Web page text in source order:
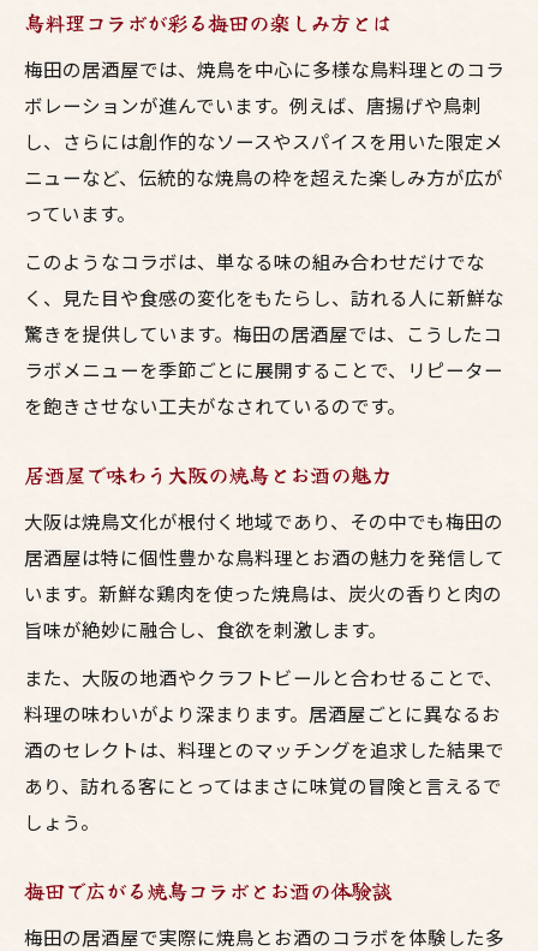
鳥料理コラボが彩る梅田の楽しみ方とは
梅田の居酒屋では、焼鳥を中心に多様な鳥料理とのコラ
ボレーションが進んでいます。例えば、唐揚げや鳥刺
し、さらには創作的なソースやスパイスを用いた限定メ
ニューなど、伝統的な焼鳥の枠を超えた楽しみ方が広が
っています。
このようなコラボは、単なる味の組み合わせだけでな
く、見た目や食感の変化をもたらし、訪れる人に新鮮な
驚きを提供しています。梅田の居酒屋では、こうしたコ
ラボメニューを季節ごとに展開することで、リピーター
を飽きさせない工夫がなされているのです。
居酒屋で味わう大阪の焼鳥とお酒の魅力
大阪は焼鳥文化が根付く地域であり、その中でも梅田の
居酒屋は特に個性豊かな鳥料理とお酒の魅力を発信して
います。新鮮な鶏肉を使った焼鳥は、炭火の香りと肉の
旨味が絶妙に融合し、食欲を刺激します。
また、大阪の地酒やクラフトビールと合わせることで、
料理の味わいがより深まります。居酒屋ごとに異なるお
酒のセレクトは、料理とのマッチングを追求した結果で
あり、訪れる客にとってはまさに味覚の冒険と言えるで
しょう。
梅田で広がる焼鳥コラボとお酒の体験談
梅田の居酒屋で実際に焼鳥とお酒のコラボを体験した多